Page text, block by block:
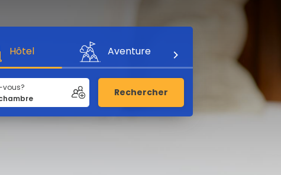
Hôtel Aventure
vous? Rechercher